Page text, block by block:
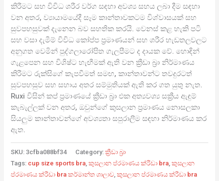
කිරීමට සහ විවිධ ශරීර වර්ග සඳහා අවශ්‍ය සහය ලබා දීම සඳහා
වන අතර, ව්‍යායාමයේදී සෑම කාන්තාවකටම විශ්වාසයක් සහ
සුවපහසුවක් දැනෙන බව සහතික කරයි. වෙනස් කළ හැකි පටි
සහ වසා දැමීම් විවිධ කෝප්ප ප්‍රමාණයන් සහ ශරීර හැඩතලවලට
අනුගත වෙමින් පුද්ගලාරෝපිත ගැලපීමට ද දායක වේ. හොඳින්
ගැළපෙන සහ විශිෂ්ට හැඟීමක් ඇති වන ක්‍රීඩා බ්‍රා නිර්මාණය
කිරීමට රුක්සිගේ කැපවීමත් සමඟ, කාන්තාවන්ට තවදුරටත්
සුවපහසුව සහ සහාය අතර සම්මුතියක් ඇති කර ගත යුතු නැත.
Ruxi විසින් කප් ප්‍රමාණයේ ක්‍රීඩා බ්‍රා එක අත්‍යවශ්‍ය සක්‍රීය ඇඳුම්
කැබැල්ලක් වන අතර, ඔවුන්ගේ කුසලාන ප්‍රමාණය නොසලකා
සියලුම කාන්තාවන්ගේ අවශ්‍යතා සපුරාලීම සඳහා නිර්මාණය කර
ඇත.
SKU:3cfba088bf34 Category:ක්‍රීඩා බ්‍රා
Tags: cup size sports bra ,කුසලාන ප්රමාණය ක්රීඩා bra ,කුසලාන
ප්රමාණය ක්රීඩා bra කර්මාන්ත ශාලාව ,කුසලාන ප්රමාණය ක්රීඩා bra